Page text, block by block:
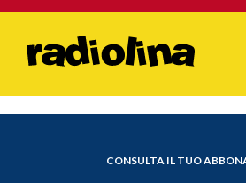
CONSULTA IL TUO